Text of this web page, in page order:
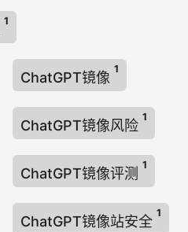
1
ChatGPT镜像
1
ChatGPT镜像风险
1
ChatGPT镜像评测
1
ChatGPT镜像站安全
1